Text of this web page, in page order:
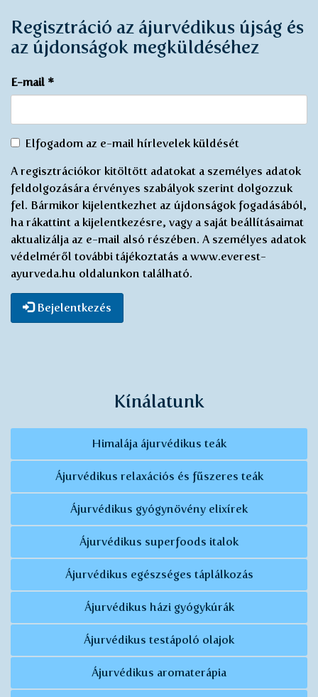
Regisztráció az ájurvédikus újság és
az újdonságok megküldéséhez
E-mail *
Egyetértek
elektronikus
újság
küldésével
*
Elfogadom az e-mail hírlevelek küldését
A regisztrációkor kitöltött adatokat a személyes adatok
feldolgozására érvényes szabályok szerint dolgozzuk
fel. Bármikor kijelentkezhet az újdonságok fogadásából,
ha rákattint a kijelentkezésre, vagy a saját beállításaimat
aktualizálja az e-mail alsó részében. A személyes adatok
védelméről további tájékoztatás a www.everest-
ayurveda.hu oldalunkon található.
Bejelentkezés
Kínálatunk
Himalája ájurvédikus teák
Ájurvédikus relaxációs és fűszeres teák
Ájurvédikus gyógynövény elixírek
Ájurvédikus superfoods italok
Ájurvédikus egészséges táplálkozás
Ájurvédikus házi gyógykúrák
Ájurvédikus testápoló olajok
Ájurvédikus aromaterápia